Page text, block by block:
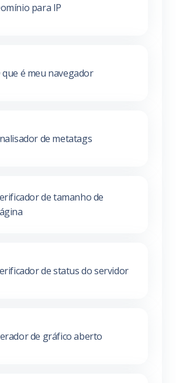
para IP
que é meu navegador
de metatags
de tamanho de
de status do servidor
de gráfico aberto